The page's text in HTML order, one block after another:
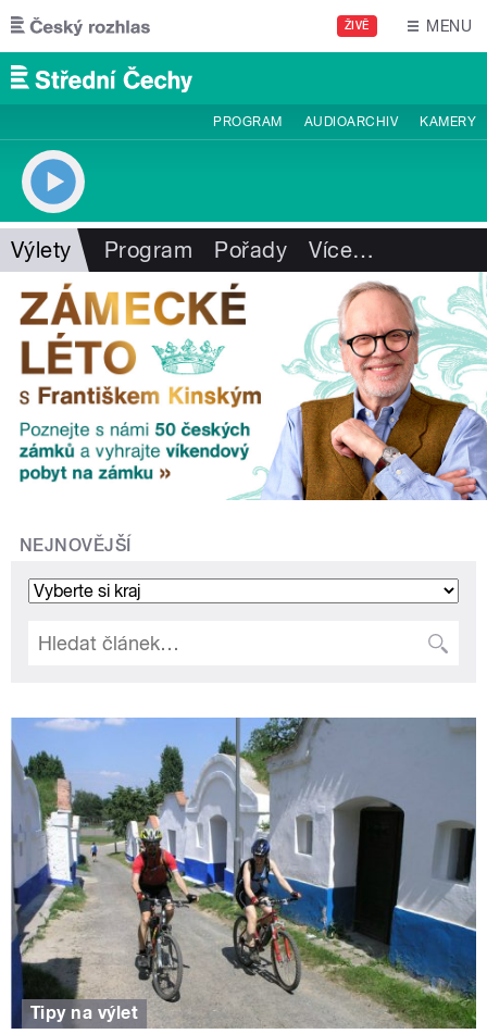
Přejít k hlavnímu obsahu
ŽIVĚ MENU
PROGRAM AUDIOARCHIV KAMERY
Výlety Program Pořady Více…
NEJNOVĚJŠÍ
Tipy na výlet